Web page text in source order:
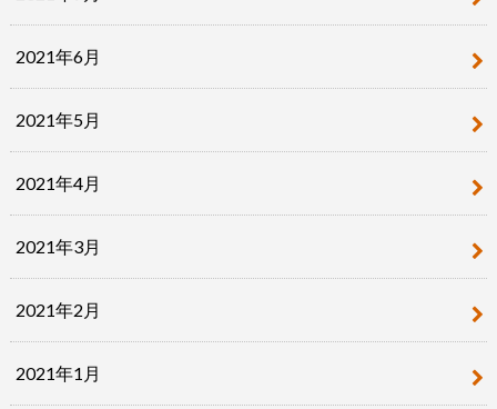
2021年6月
2021年5月
2021年4月
2021年3月
2021年2月
2021年1月